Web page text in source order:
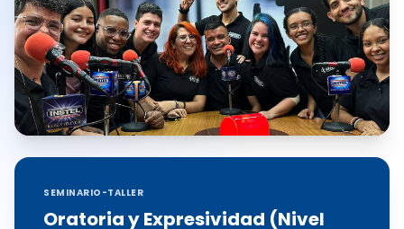
SEMINARIO-TALLER
Oratoria y Expresividad (Nivel